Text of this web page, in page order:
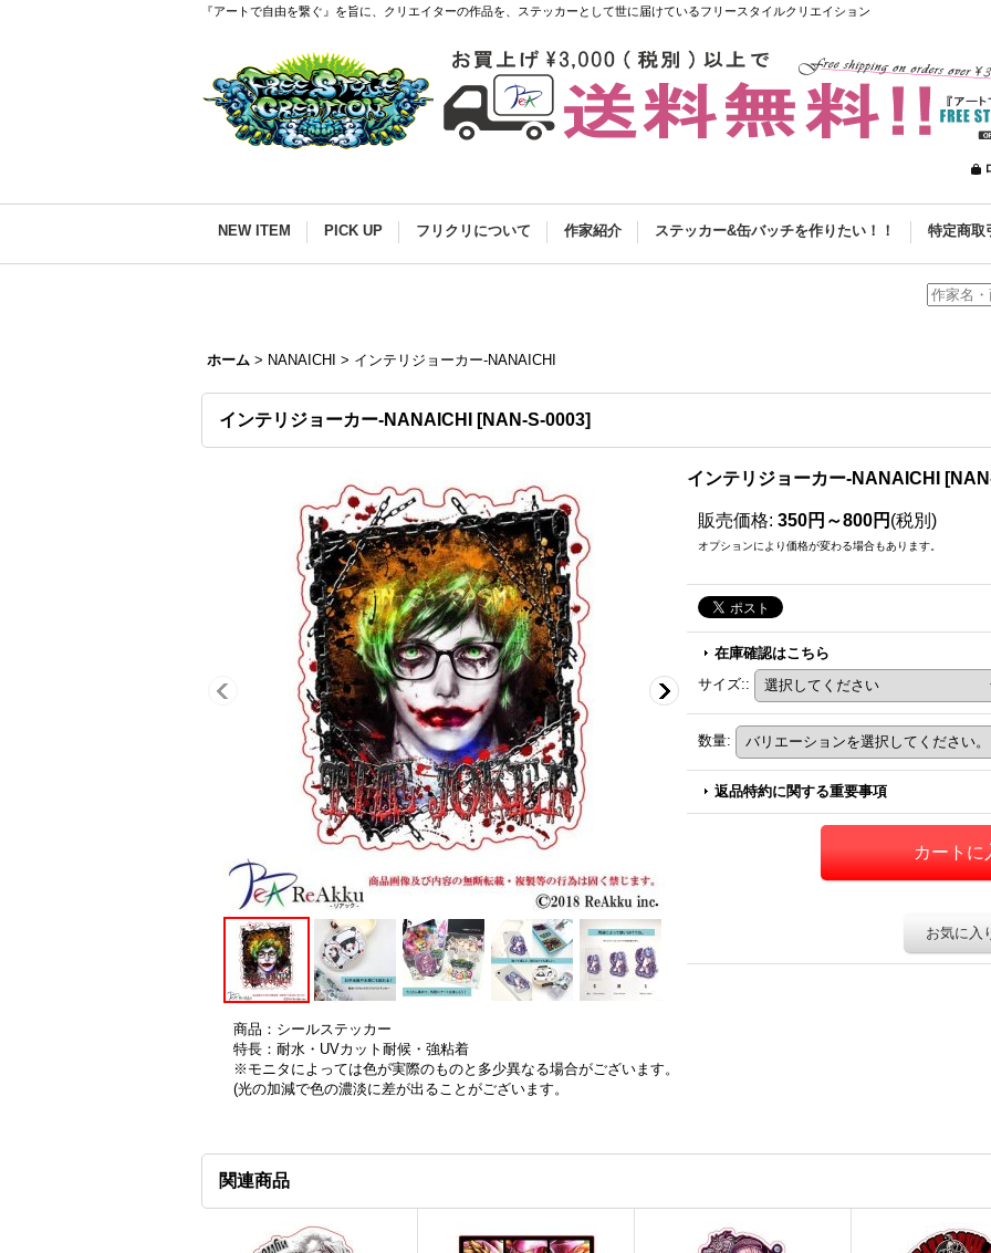
『アートで自由を繋ぐ』を旨に、クリエイターの作品を、ステッカーとして世に届けているフリースタイルクリエイション
NEW ITEM PICK UP フリクリについて 作家紹介 ステッカー&缶バッチを作りたい！！ 特定商取
ホーム > NANAICHI > インテリジョーカー-NANAICHI
インテリジョーカー-NANAICHI [NAN-S-0003]
インテリジョーカー-NANAICHI [
販売価格: 350円～800円 (税別)
オプションにより価格が変わる場合もあります。
在庫確認はこちら
サイズ::
数量:
返品特約に関する重要事項
お気に入
商品：シールステッカー
特長：耐水・UVカット耐候・強粘着
※モニタによっては色が実際のものと多少異なる場合がございます。
(光の加減で色の濃淡に差が出ることがございます。
関連商品